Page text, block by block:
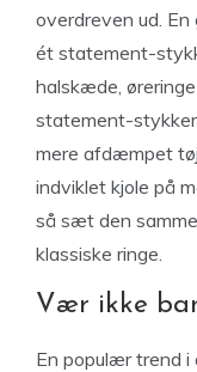
overdreven ud.
ét statement-
halskæde,
statement-
mere afdæmpet
indviklet kjole på
så sæt den
klassiske ringe.
Vær ikke
En populær trend